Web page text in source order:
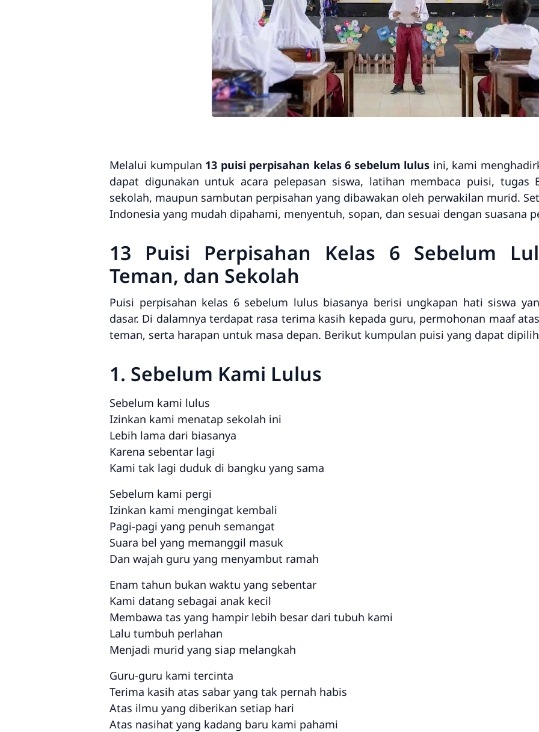
Melalui kumpulan 13 puisi perpisahan kelas 6 sebelum lulus ini, kami
dapat digunakan untuk acara pelepasan siswa, latihan membaca puisi, tugas
sekolah, maupun sambutan perpisahan yang dibawakan oleh perwakilan murid.
Indonesia yang mudah dipahami, menyentuh, sopan, dan sesuai dengan suasana
13 Puisi Perpisahan Kelas 6 Sebelum
Teman, dan Sekolah
Puisi perpisahan kelas 6 sebelum lulus biasanya berisi ungkapan hati siswa
dasar. Di dalamnya terdapat rasa terima kasih kepada guru, permohonan maaf
teman, serta harapan untuk masa depan. Berikut kumpulan puisi yang dapat
1. Sebelum Kami Lulus
Sebelum kami lulus
Izinkan kami menatap sekolah ini
Lebih lama dari biasanya
Karena sebentar lagi
Kami tak lagi duduk di bangku yang sama
Sebelum kami pergi
Izinkan kami mengingat kembali
Pagi-pagi yang penuh semangat
Suara bel yang memanggil masuk
Dan wajah guru yang menyambut ramah
Enam tahun bukan waktu yang sebentar
Kami datang sebagai anak kecil
Membawa tas yang hampir lebih besar dari tubuh kami
Lalu tumbuh perlahan
Menjadi murid yang siap melangkah
Guru-guru kami tercinta
Terima kasih atas sabar yang tak pernah habis
Atas ilmu yang diberikan setiap hari
Atas nasihat yang kadang baru kami pahami